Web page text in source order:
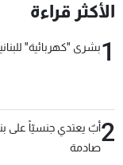
الأكثر قراءة
1بشرى "كهربائية"
2أبٌ يعتدي جنسيّاً على
صادمة